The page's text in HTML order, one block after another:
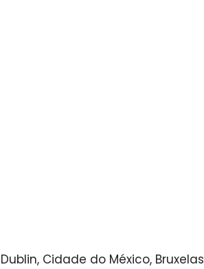
Cidade do México, Bruxelas